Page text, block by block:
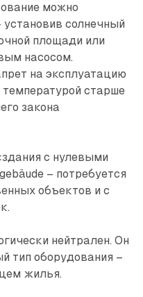
можно
солнечный
площади или
насосом.
на эксплуатацию
температурой старше
закона
с нулевыми
– потребуется
объектов и с
нейтрален. Он
тип оборудования –
жилья.